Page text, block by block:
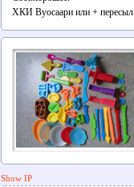
ХКИ Вуосаари или + пeрeсыл
Show IP